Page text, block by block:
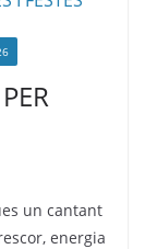
un cantant
energia